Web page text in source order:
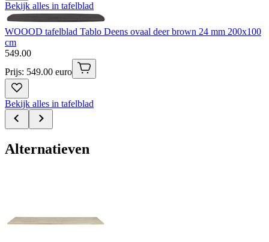
Bekijk alles in tafelblad
WOOOD tafelblad Tablo Deens ovaal deer brown 24 mm 200x100
cm
549.00
Prijs: 549.00 euro
Bekijk alles in tafelblad
Alternatieven